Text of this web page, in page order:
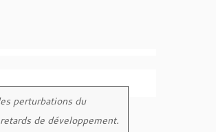
perturbations du
de développement.